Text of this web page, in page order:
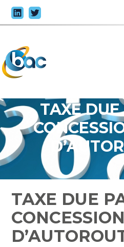
Aller
au
TAXE DUE
TAXE DUE